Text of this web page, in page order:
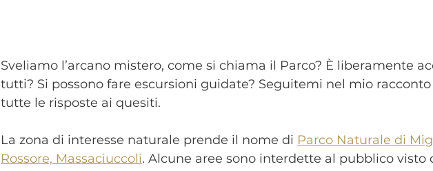
Sveliamo l’arcano mistero, come si chiama il Parco? È liberamente
tutti? Si possono fare escursioni guidate? Seguitemi nel mio racconto
tutte le risposte ai quesiti.
La zona di interesse naturale prende il nome di Parco Naturale di
Rossore, Massaciuccoli. Alcune aree sono interdette al pubblico visto